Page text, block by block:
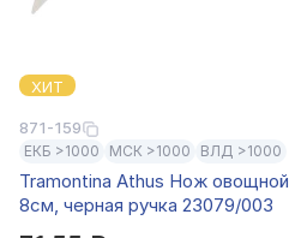
ХИТ
871-159
ЕКБ >1000 МСК >1000 ВЛД >1000
Tramontina Athus Нож овощной
8см, черная ручка 23079/003